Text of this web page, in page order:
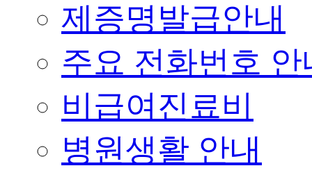
제증명발급안내
주요 전화번호 안
비급여진료비
병원생활 안내